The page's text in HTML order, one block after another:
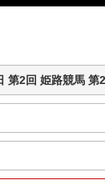
第2回 姫路競馬